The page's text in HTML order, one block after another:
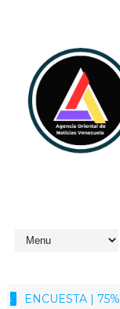
| 75% de